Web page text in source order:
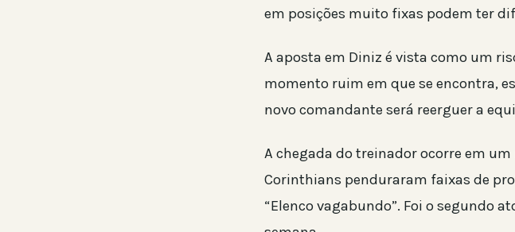
em posições muito fixas podem ter
A aposta em Diniz é vista como um
momento ruim em que se encontra,
novo comandante será reerguer a
A chegada do treinador ocorre em
Corinthians penduraram faixas de
“Elenco vagabundo”. Foi o segundo